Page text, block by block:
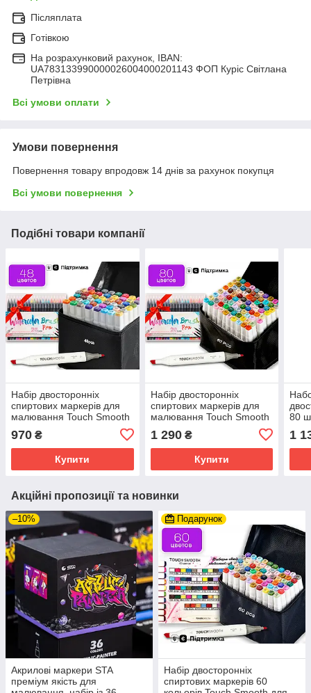
Післяплата
Готівкою
На розрахунковий рахунок, IBAN:
UA783133990000026004000201143 ФОП Куріс Світлана
Петрівна
Всі умови оплати
Умови повернення
Повернення товару впродовж 14 днів за рахунок покупця
Всі умови повернення
Подібні товари компанії
Набір двосторонніх
спиртових маркерів для
малювання Touch Smooth
маркери 20 шт
970 ₴
Купити
Набір двосторонніх
спиртових маркерів для
малювання Touch Smooth
маркери 20 шт
1 290₴
Купити
80
1
Акційні пропозиції та новинки
–10%
Акрилові маркери STA
преміум якість для
Подарунок
Набір двосторонніх
спиртових маркерів 60